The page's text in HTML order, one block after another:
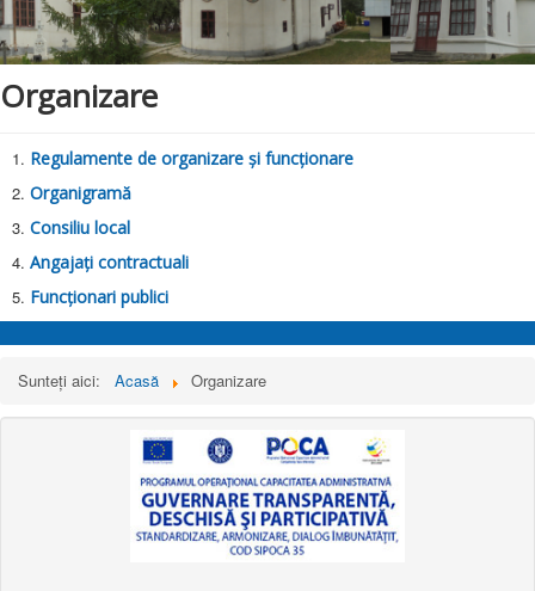
Prezentare comună
Anunțuri
Contact
Alegeri prezidențiale 2025
Organizare
Regulamente de organizare și funcționare
Organigramă
Consiliu local
Angajați contractuali
Funcționari publici
Sunteți aici: Acasă Organizare